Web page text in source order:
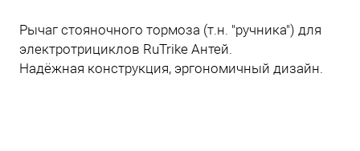
Рычаг стояночного тормоза (т.н. "ручника") для
электротрициклов RuTrike Антей.
Надёжная конструкция, эргономичный дизайн.